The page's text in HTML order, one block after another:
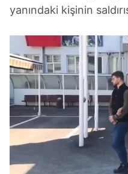
yanındaki kişinin